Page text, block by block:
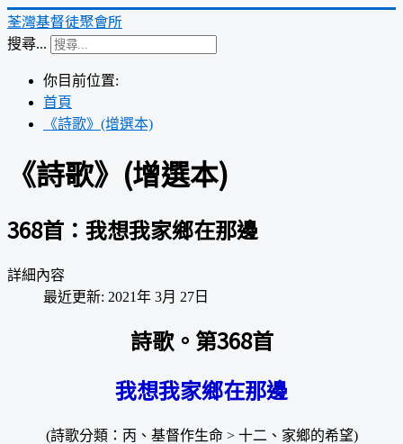
荃灣基督徒聚會所
搜尋...
你目前位置:
首頁
《詩歌》(增選本)
《詩歌》(增選本)
368首：我想我家鄉在那邊
詳細內容
最近更新: 2021年 3月 27日
詩歌。第368首
我想我家鄉在那邊
(詩歌分類：丙、基督作生命 > 十二、家鄉的希望)